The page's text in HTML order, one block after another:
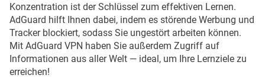
Konzentration ist der Schlüssel zum effektiven Lernen.
AdGuard hilft Ihnen dabei, indem es störende Werbung und
Tracker blockiert, sodass Sie ungestört arbeiten können.
Mit AdGuard VPN haben Sie außerdem Zugriff auf
Informationen aus aller Welt — ideal, um Ihre Lernziele zu
erreichen!